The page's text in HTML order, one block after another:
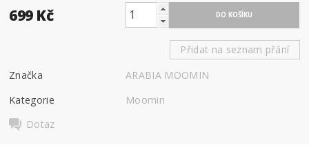
699 Kč
Přidat na seznam přání
Značka
ARABIA MOOMIN
Kategorie
Moomin
Dotaz